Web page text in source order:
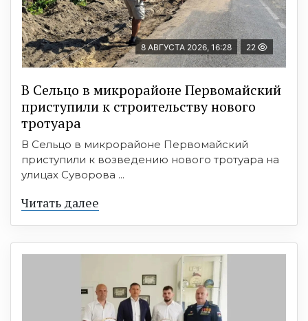
8 АВГУСТА 2026, 16:28 22
В Сельцо в микрорайоне Первомайский
приступили к строительству нового
тротуара
В Сельцо в микрорайоне Первомайский
приступили к возведению нового тротуара на
улицах Суворова ...
Читать далее